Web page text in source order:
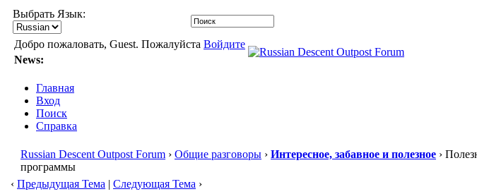
Выбрать Язык:
Добро пожаловать, Guest. Пожалуйста Войдите
News:
Главная
Вход
Поиск
Справка
Russian Descent Outpost Forum › Общие разговоры › Интересное, забавное и полезное ›
программы
‹ Предыдущая Тема | Следующая Тема ›